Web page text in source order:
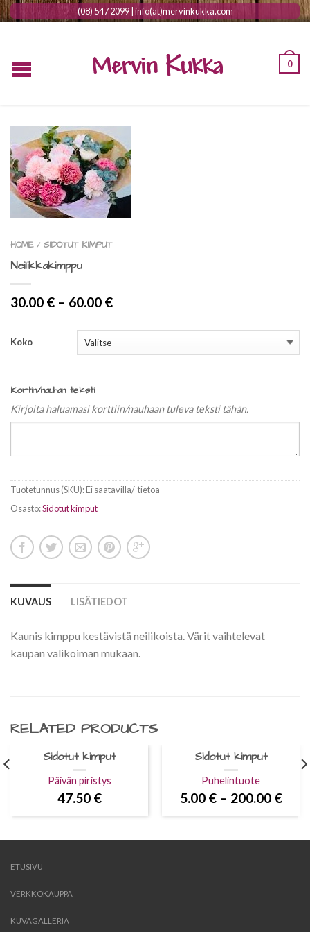
(08) 547 2099 | info(at)mervinkukka.com
0
HOME / SIDOTUT KIMPUT
Neilikkakimppu
30.00 € – 60.00 €
Koko
Kortin/nauhan teksti
Kirjoita haluamasi korttiin/nauhaan tuleva teksti tähän.
Tuotetunnus (SKU):Ei saatavilla/-tietoa
Osasto:Sidotut kimput
KUVAUS LISÄTIEDOT
Kaunis kimppu kestävistä neilikoista. Värit vaihtelevat
kaupan valikoiman mukaan.
RELATED PRODUCTS
Sidotut kimput
Päivän piristys
47.50 €
Sidotut kimput
Puhelintuote
5.00 €– 200.00 €
ETUSIVU
VERKKOKAUPPA
KUVAGALLERIA